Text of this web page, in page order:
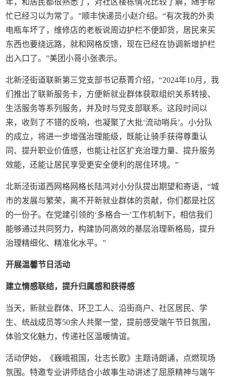
忙已经习以为常了。”顺丰快递员小赵介绍。“有次我的外卖
电瓶车坏了，维修店的老板说周边护栏不便卸货，居民来买
东西也要绕远路，就和网格反馈，现在已经在协调新增护栏
出入口了。”美团小哥小张表示。
北新泾街道联新第三党支部书记蔡菁介绍，“2024年10月，我
们推出了联新服务卡，方便新就业群体获取组织关系转接、
生活服务等系列服务，并及时与党支部联系。这段时间以
来，收到了不错的反响，也凝聚了大批‘流动哨兵’。小分队
的成立，将进一步增强治理能级，既能让骑手获得尊重认
同、提升职业价值感，也能让社区扩充治理力量、提升服务
效能，还能让居民享受更安全便利的居住环境。”
北新泾街道西网格网格长陆鸿对小分队提出期望和寄语，“城
市的发展与繁荣，离不开新就业群体的贡献，你们都是社区
的一份子。在党建引领的‘多格合一’工作机制下，相信我们
能够通过共同努力，构建协同高效的基层治理新格局，提升
治理精细化、精准化水平。”
开展温馨节日活动
建立情感联结，提升归属感和获得感
当天，新就业群体、环卫工人、沿街商户、社区居民、学
生、统战成员等50余人共聚一堂，提前感受端午节日氛围，
体验文化魅力，传递社区温暖情谊。
活动伊始，《巍峨祖国，壮志长歌》主题诗朗诵，点燃现场
氛围。特邀专业讲师结合小故事生动讲述了屈原精神与端午